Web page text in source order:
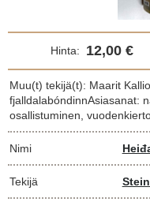
Hinta: 12,00 €
Muu(t) tekijä(t): Maarit
fjalldalabóndinnAsiasanat:
osallistuminen,
Nimi
Tekijä